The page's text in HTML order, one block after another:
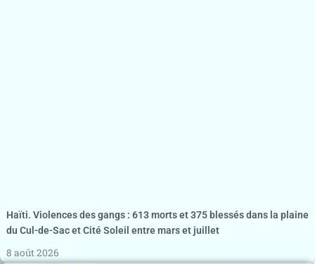
Haïti. Violences des gangs : 613 morts et 375 blessés dans la plaine
du Cul-de-Sac et Cité Soleil entre mars et juillet
8 août 2026